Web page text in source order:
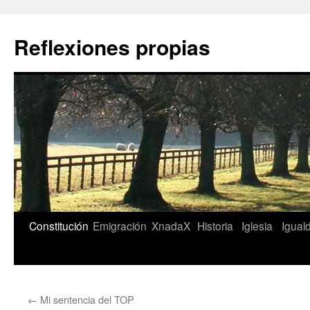
contenido
Reflexiones propias
Constitución Emigración XnadaX Historia Iglesia
← Mi sentencia del TOP